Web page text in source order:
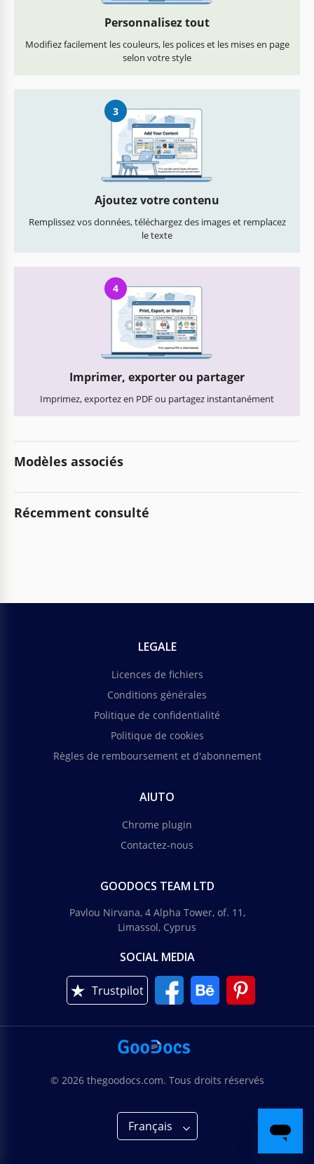
Personnalisez tout
Modifiez facilement les couleurs, les polices et les mises en page
selon votre style
3
Ajoutez votre contenu
Remplissez vos données, téléchargez des images et remplacez
le texte
4
Imprimer, exporter ou partager
Imprimez, exportez en PDF ou partagez instantanément
Modèles associés
Récemment consulté
LEGALE
Licences de fichiers
Conditions générales
Politique de confidentialité
Politique de cookies
Règles de remboursement et d'abonnement
AIUTO
Chrome plugin
Contactez-nous
GOODOCS TEAM LTD
Pavlou Nirvana, 4 Alpha Tower, of. 11,
Limassol, Cyprus
SOCIAL MEDIA
Trustpilot
© 2026 thegoodocs.com. Tous droits réservés
Français